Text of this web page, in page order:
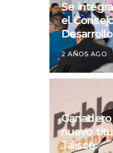
Se
el
2 AÑOS AGO
nuevo
Jalisco